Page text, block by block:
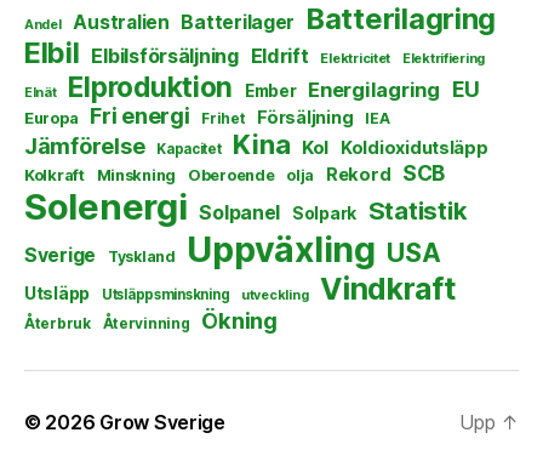
Andel Australien Batterilager Batterilagring
Elbil Elbilsförsäljning Eldrift Elektricitet Elektrifiering
Elnät Elproduktion Ember Energilagring EU
Europa Fri energi Frihet Försäljning IEA
Jämförelse Kapacitet Kina Kol Koldioxidutsläpp
Kolkraft Minskning Oberoende olja Rekord SCB
Solenergi Solpanel Solpark Statistik
Sverige Tyskland Uppväxling USA
Utsläpp Utsläppsminskning utveckling Vindkraft
Återbruk Återvinning Ökning
© 2026 Grow Sverige Upp ↑